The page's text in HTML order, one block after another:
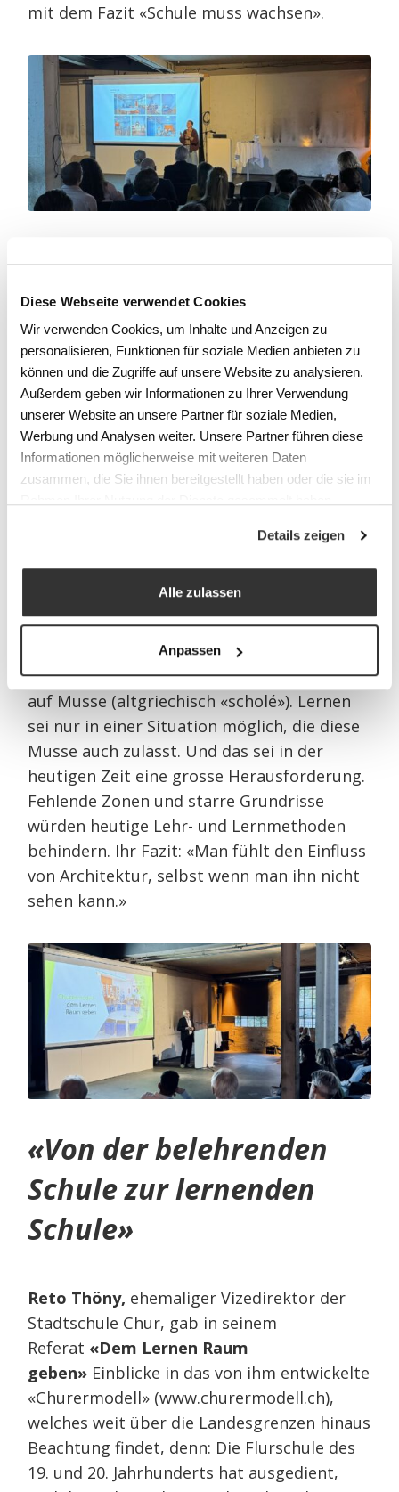
Diese Webseite verwendet Cookies
Wir verwenden Cookies, um Inhalte und Anzeigen zu
personalisieren, Funktionen für soziale Medien anbieten zu
können und die Zugriffe auf unsere Website zu analysieren.
Außerdem geben wir Informationen zu Ihrer Verwendung
unserer Website an unsere Partner für soziale Medien,
Werbung und Analysen weiter. Unsere Partner führen diese
Informationen möglicherweise mit weiteren Daten
zusammen, die Sie ihnen bereitgestellt haben oder die sie im
Details zeigen
Alle zulassen
Anpassen
mit dem Fazit «Schule muss wachsen».
«Architektur darf beim
Lernen nicht stören.»
Caroline Spirig, Psychologin und Interior
Designerin (www.raumreaktion.ch), verfolgt
einen ganzheitlichen Ansatz in der
Transformation von Arbeitsräumen in
Umgebungen, die der Kultur und den
der Schnittstelle von Mensch, Bildung und
mit eindrücklichen Beispielen,
welchen Einfluss Design auf das Lernen hat
und wie «future skills» durch das Design
gefördert werden können. Bildung basiere
auf Musse (altgriechisch «scholé»). Lernen
sei nur in einer Situation möglich, die diese
Musse auch zulässt. Und das sei in der
heutigen Zeit eine grosse Herausforderung.
Fehlende Zonen und starre Grundrisse
würden heutige Lehr- und Lernmethoden
behindern. Ihr Fazit: «Man fühlt den Einfluss
von Architektur, selbst wenn man ihn nicht
sehen kann.»
«Von der belehrenden
Schule zur lernenden
Schule»
Reto Thöny, ehemaliger Vizedirektor der
Stadtschule Chur, gab in seinem
Referat «Dem Lernen Raum
geben» Einblicke in das von ihm entwickelte
«Churermodell» (www.churermodell.ch),
welches weit über die Landesgrenzen hinaus
Beachtung findet, denn: Die Flurschule des
19. und 20. Jahrhunderts hat ausgedient,